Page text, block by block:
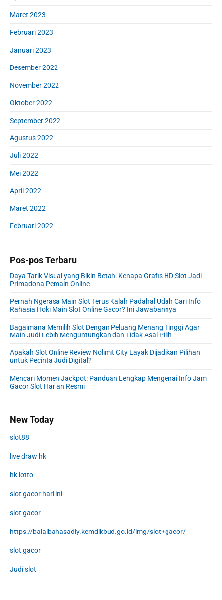
Maret 2023
Februari 2023
Januari 2023
Desember 2022
November 2022
Oktober 2022
September 2022
Agustus 2022
Juli 2022
Mei 2022
April 2022
Maret 2022
Februari 2022
Pos-pos Terbaru
Daya Tarik Visual yang Bikin Betah: Kenapa Grafis HD Slot Jadi
Primadona Pemain Online
Pernah Ngerasa Main Slot Terus Kalah Padahal Udah Cari Info
Rahasia Hoki Main Slot Online Gacor? Ini Jawabannya
Bagaimana Memilih Slot Dengan Peluang Menang Tinggi Agar
Main Judi Lebih Menguntungkan dan Tidak Asal Pilih
Apakah Slot Online Review Nolimit City Layak Dijadikan Pilihan
untuk Pecinta Judi Digital?
Mencari Momen Jackpot: Panduan Lengkap Mengenai Info Jam
Gacor Slot Harian Resmi
New Today
slot88
live draw hk
hk lotto
slot gacor hari ini
slot gacor
https://balaibahasadiy.kemdikbud.go.id/img/slot+gacor/
slot gacor
Judi slot